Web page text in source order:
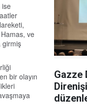
ise
Hamas, ve
girmiş
bir olayın
Gazze